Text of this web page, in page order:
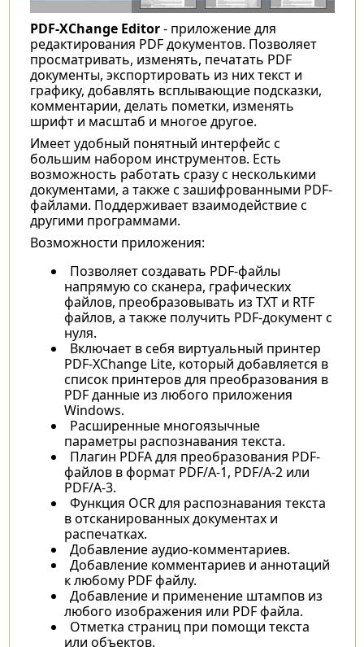
PDF-XChange Editor- приложение для
редактирования PDF документов. Позволяет
просматривать, изменять, печатать PDF
документы, экспортировать из них текст и
графику, добавлять всплывающие подсказки,
комментарии, делать пометки, изменять
шрифт и масштаб и многое другое.
Имеет удобный понятный интерфейс с
большим набором инструментов. Есть
возможность работать сразу с несколькими
документами, а также с зашифрованными PDF-
файлами. Поддерживает взаимодействие с
другими программами.
Возможности приложения:
Позволяет создавать PDF-файлы
напрямую со сканера, графических
файлов, преобразовывать из TXT и RTF
файлов, а также получить PDF-документ с
нуля.
Включает в себя виртуальный принтер
PDF-XChange Lite, который добавляется в
список принтеров для преобразования в
PDF данные из любого приложения
Windows.
Расширенные многоязычные
параметры распознавания текста.
Плагин PDFA для преобразования PDF-
файлов в формат PDF/A-1, PDF/A-2 или
PDF/A-3.
Функция OCR для распознавания текста
в отсканированных документах и
распечатках.
Добавление аудио-комментариев.
Добавление комментариев и аннотаций
к любому PDF файлу.
Добавление и применение штампов из
любого изображения или PDF файла.
Отметка страниц при помощи текста
или объектов.